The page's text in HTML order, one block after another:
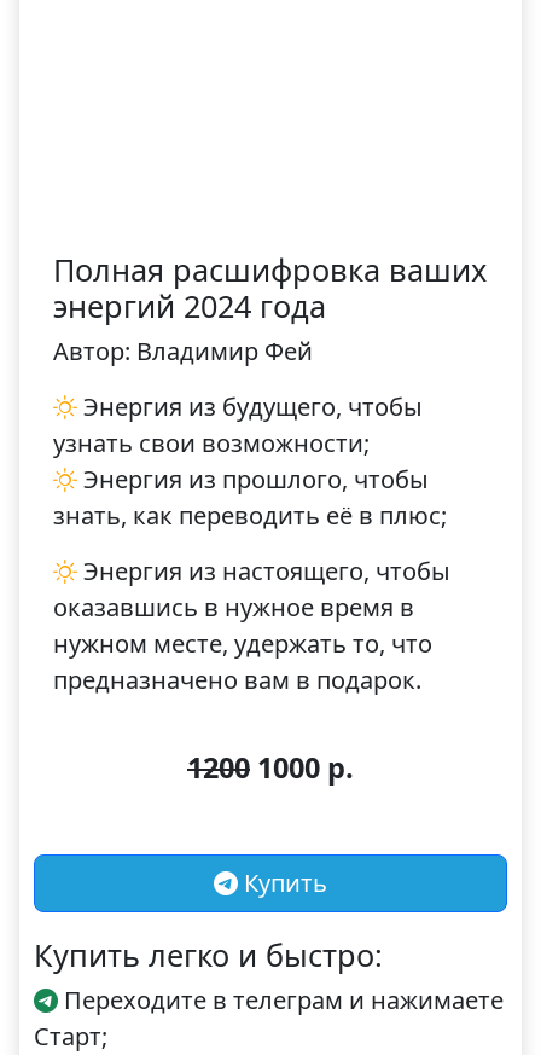
Полная расшифровка ваших
энергий 2024 года
Автор: Владимир Фей
Энергия из будущего, чтобы
узнать свои возможности;
Энергия из прошлого, чтобы
знать, как переводить её в плюс;
Энергия из настоящего, чтобы
оказавшись в нужное время в
нужном месте, удержать то, что
предназначено вам в подарок.
1200 1000 р.
Купить
Купить легко и быстро:
Переходите в телеграм и нажимаете
Старт;